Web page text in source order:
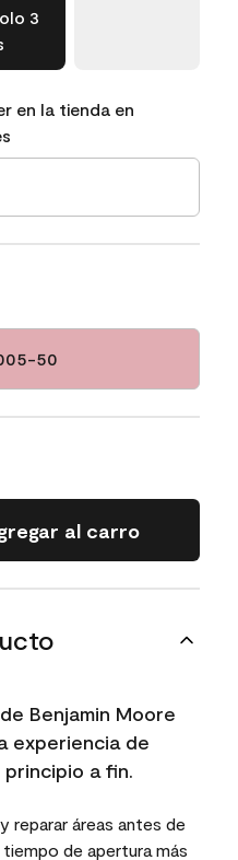
3
en la tienda en
50
al carro
Benjamin Moore
experiencia de
a fin.
reparar áreas antes de
tiempo de apertura más